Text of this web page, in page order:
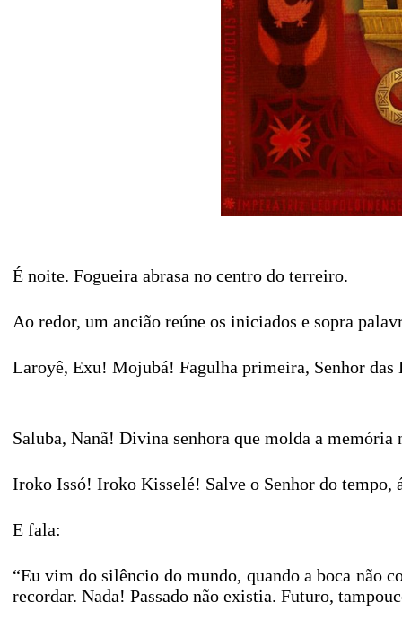
É noite. Fogueira abrasa no centro do terreiro.
Ao redor, um ancião reúne os iniciados e sopra
Laroyê, Exu! Mojubá! Fagulha primeira, Senhor
Saluba, Nanã! Divina senhora que molda a memória
Iroko Issó! Iroko Kisselé! Salve o Senhor do tempo,
E fala:
“Eu vim do silêncio do mundo, quando a boca não
recordar. Nada! Passado não existia. Futuro,